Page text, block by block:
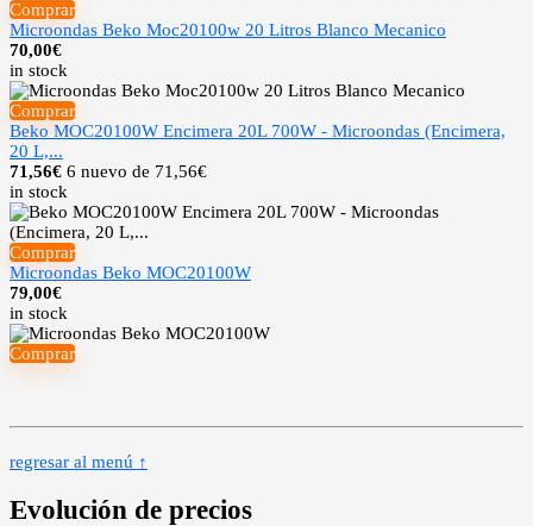
Comprar
Microondas Beko Moc20100w 20 Litros Blanco Mecanico
70,00€
in stock
Comprar
Beko MOC20100W Encimera 20L 700W - Microondas (Encimera,
20 L,...
71,56€ 6 nuevo de 71,56€
in stock
Comprar
Microondas Beko MOC20100W
79,00€
in stock
Comprar
regresar al menú ↑
Evolución de precios